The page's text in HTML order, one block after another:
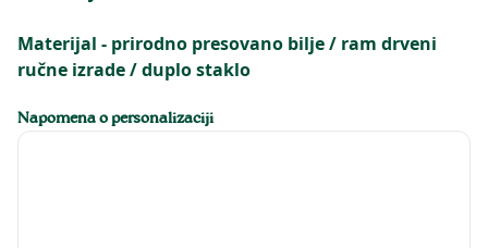
Materijal - prirodno presovano bilje / ram drveni
ručne izrade / duplo staklo
Napomena o personalizaciji